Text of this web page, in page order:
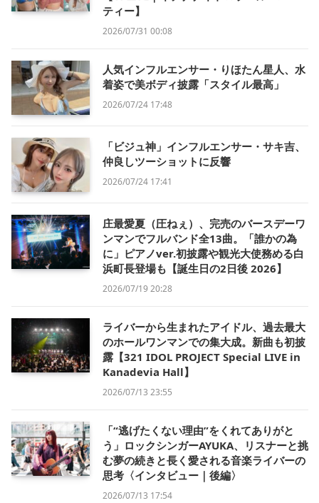
ティー】
2026/07/31 00:08
人気インフルエンサー・りほたん星人、水
着姿で美ボディ披露「スタイル最高」
2026/07/24 17:48
「ビジュ神」インフルエンサー・サキ吉、
仲良しツーショットに反響
2026/07/24 17:41
庄最愛夏（圧ねぇ）、完売のバースデーワ
ンマンでフルバンド全13曲。「誰かの為
に」ピアノver.初披露や観光大使務める白
浜町長登場も【誕生日の2日後 2026】
2026/07/19 20:28
ライバーから生まれたアイドル、過去最大
のホールワンマンでの集大成。新曲も初披
露【321 IDOL PROJECT Special LIVE in
Kanadevia Hall】
2026/07/13 23:55
「“逃げたくない理由”をくれてありがと
う」ロックシンガーAYUKA、リスナーと挑
む夢の続きと長く愛される音楽ライバーの
思考〈インタビュー｜後編〉
2026/07/13 17:54